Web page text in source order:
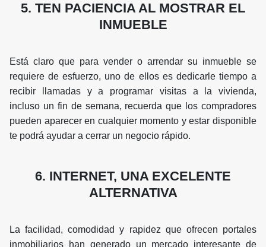
5. TEN PACIENCIA AL MOSTRAR EL
INMUEBLE
Está claro que para vender o arrendar su inmueble se
requiere de esfuerzo, uno de ellos es dedicarle tiempo a
recibir llamadas y a programar visitas a la vivienda,
incluso un fin de semana, recuerda que los compradores
pueden aparecer en cualquier momento y estar disponible
te podrá ayudar a cerrar un negocio rápido.
6. INTERNET, UNA EXCELENTE
ALTERNATIVA
La facilidad, comodidad y rapidez que ofrecen portales
inmobiliarios han generado un mercado interesante de